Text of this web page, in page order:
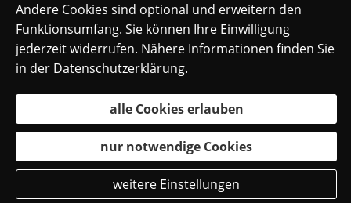
Andere Cookies sind optional und erweitern den
Funktionsumfang. Sie können Ihre Einwilligung
jederzeit widerrufen. Nähere Informationen finden Sie
in der Datenschutzerklärung.
alle Cookies erlauben
nur notwendige Cookies
weitere Einstellungen